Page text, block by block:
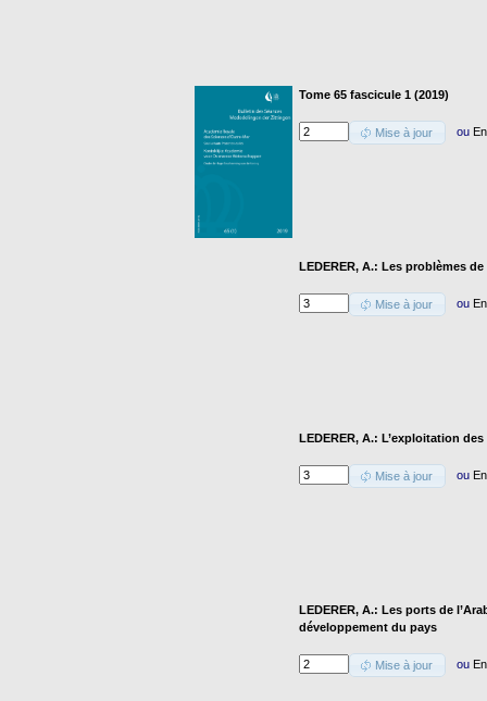
Tome 65 fascicule 1 (2019)
Mise à jour ou
LEDERER, A.: Les problèmes
Mise à jour ou
LEDERER, A.: L’exploitation
Mise à jour ou
LEDERER, A.: Les ports de
développement du pays
Mise à jour ou